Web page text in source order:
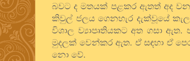
බවට ද මතයක් පළකර ඇතත් අද
කිවුල් ජලය ගෙනහැර දැක්වූයේ
විශාල ව්‍යාපෘතියකට අත ගසා
මුදලක් වෙන්කර ඇත. ඒ සඳහා ඒ
නො වේ.